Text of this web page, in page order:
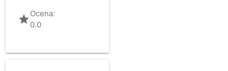
gradeOcena:
0.0